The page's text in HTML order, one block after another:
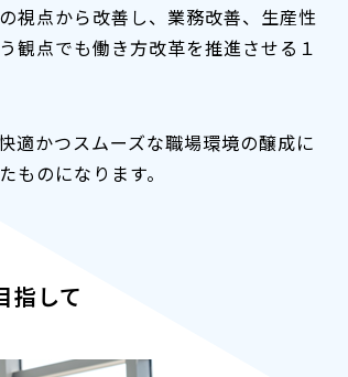
視点から改善し、業務改善、生産性
観点でも働き方改革を推進させる１
適かつスムーズな職場環境の醸成に
のになります。
指して